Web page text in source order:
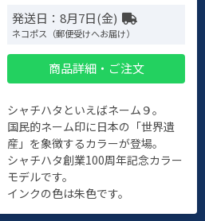
発送日：8月7日(金)
ネコポス（郵便受けへお届け）
商品詳細・ご注文
シャチハタといえばネーム９。
国民的ネーム印に日本の「世界遺
産」を象徴するカラーが登場。
シャチハタ創業100周年記念カラー
モデルです。
インクの色は朱色です。